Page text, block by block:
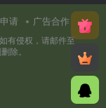
请 广告合作
有侵权，请邮件至
除。